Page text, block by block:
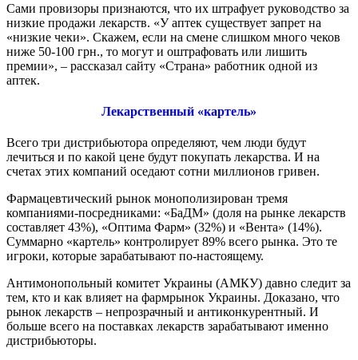
Сами провизоры признаются, что их штрафует руководство за
низкие продажи лекарств. «У аптек существует запрет на
«низкие чеки». Скажем, если на смене слишком много чеков
ниже 50-100 грн., то могут и оштрафовать или лишить
премии», – рассказал сайту «Страна» работник одной из
аптек.
Лекарственный «картель»
Всего три дистрибьютора определяют, чем люди будут
лечиться и по какой цене будут покупать лекарства. И на
счетах этих компаний оседают сотни миллионов гривен.
Фармацевтический рынок монополизирован тремя
компаниями-посредниками: «БаДМ» (доля на рынке лекарств
составляет 43%), «Оптима Фарм» (32%) и «Вента» (14%).
Суммарно «картель» контролирует 89% всего рынка. Это те
игроки, которые зарабатывают по-настоящему.
Антимонопольный комитет Украины (АМКУ) давно следит за
тем, кто и как влияет на фармрынок Украины. Доказано, что
рынок лекарств – непрозрачный и антиконкурентный. И
больше всего на поставках лекарств зарабатывают именно
дистрибьюторы.